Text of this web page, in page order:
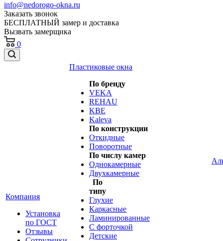
info@nedorogo-okna.ru
Заказать звонок
БЕСПЛАТНЫЙ замер и доставка
Вызвать замерщика
0
Компания
Установка
по ГОСТ
Отзывы
Пластиковые окна
По бренду
VEKA
REHAU
KBE
Kaleva
По конструкции
Откидные
Поворотные
По числу камер
Однокамерные
Двухкамерные
По
типу
Глухие
Каркасные
Ламинированные
С форточкой
Детские